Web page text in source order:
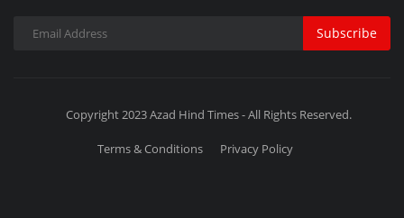
Subscribe
Copyright 2023 Azad Hind Times - All Rights Reserved.
Terms & Conditions Privacy Policy